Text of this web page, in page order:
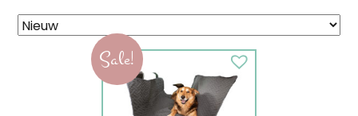
Sale!
Dit
product